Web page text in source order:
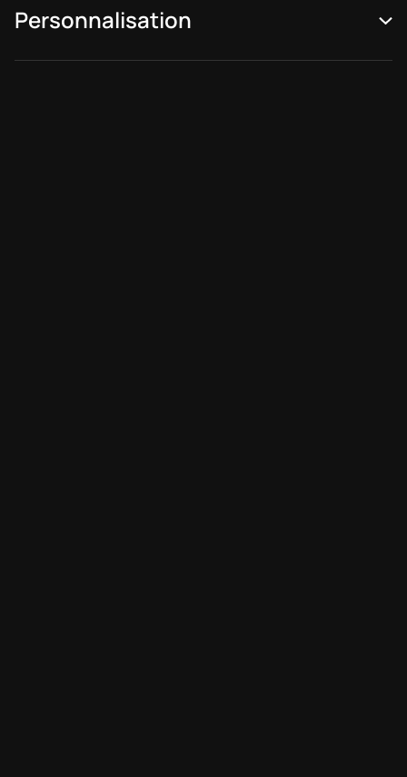
Personnalisation